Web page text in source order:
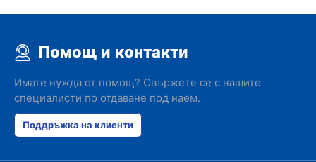
Помощ и контакти
Имате нужда от помощ? Свържете се с нашите
специалисти по отдаване под наем.
Поддръжка на клиенти